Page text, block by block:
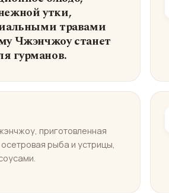
утки,
травами
Чжэнчжоу станет
гурманов.
приготовленная
рыба и устрицы,